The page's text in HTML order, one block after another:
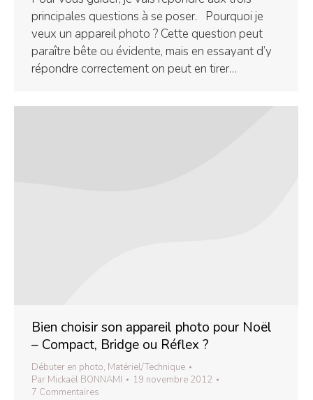
principales questions à se poser. Pourquoi je
veux un appareil photo ? Cette question peut
paraître bête ou évidente, mais en essayant d’y
répondre correctement on peut en tirer…
Bien choisir son appareil photo pour Noël
– Compact, Bridge ou Réflex ?
Débuter en photo, Matériel/Technique
Par Mickaël BONNAMI
19 novembre 2012
7 Commentaires